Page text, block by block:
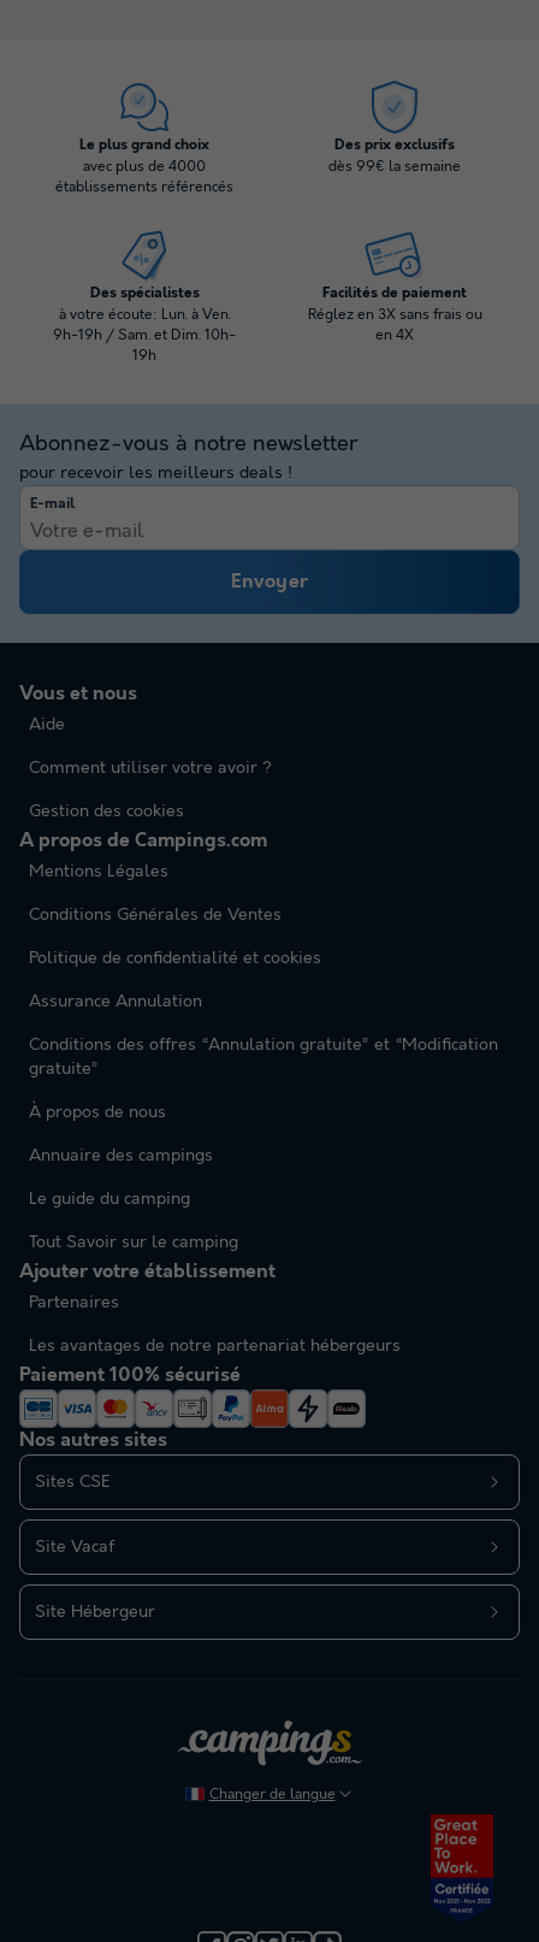
Le plus grand choix
avec plus de 4000
établissements référencés
Des prix exclusifs
dès 99€ la semaine
Des spécialistes
à votre écoute: Lun. à Ven.
9h-19h / Sam. et Dim. 10h-
19h
Facilités de paiement
Réglez en 3X sans frais ou
en 4X
Abonnez-vous à notre newsletter
pour recevoir les meilleurs deals !
E-mail
Envoyer
Nos autres sites
Sites CSE
Site Vacaf
Site Hébergeur
Vous et nous
Aide
Comment utiliser votre avoir ?
Gestion des cookies
A propos de Campings.com
Mentions Légales
Conditions Générales de Ventes
Politique de confidentialité et cookies
Assurance Annulation
Conditions des offres “Annulation gratuite” et “Modification
gratuite”
À propos de nous
Annuaire des campings
Le guide du camping
Tout Savoir sur le camping
Ajouter votre établissement
Partenaires
Les avantages de notre partenariat hébergeurs
Paiement 100% sécurisé
Changer de langue